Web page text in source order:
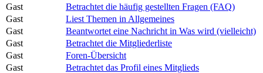
Gast
Betrachtet die häufig gestellten Fragen (FAQ)
Gast
Liest Themen in Allgemeines
Gast
Beantwortet eine Nachricht in Was wird (vielleicht)
Gast
Betrachtet die Mitgliederliste
Gast
Foren-Übersicht
Gast
Betrachtet das Profil eines Mitglieds